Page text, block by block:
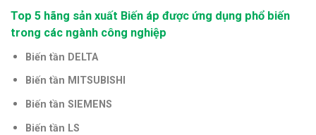
Top 5 hãng sản xuất Biến áp được ứng dụng phổ biến
trong các ngành công nghiệp
Biến tần DELTA
Biến tần MITSUBISHI
Biến tần SIEMENS
Biến tần LS